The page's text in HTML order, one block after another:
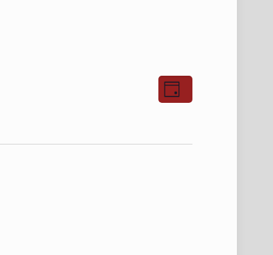
Ansichten-
Navigation
Ansichten-
Tag